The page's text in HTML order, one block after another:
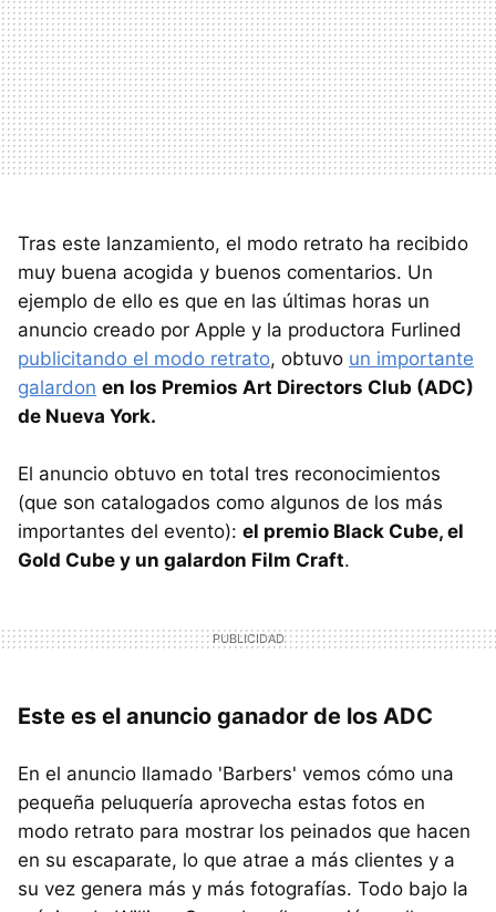
Tras este lanzamiento, el modo retrato ha recibido
muy buena acogida y buenos comentarios. Un
ejemplo de ello es que en las últimas horas un
anuncio creado por Apple y la productora Furlined
publicitando el modo retrato, obtuvo un importante
galardon en los Premios Art Directors Club (ADC)
de Nueva York.
El anuncio obtuvo en total tres reconocimientos
(que son catalogados como algunos de los más
importantes del evento): el premio Black Cube, el
Gold Cube y un galardon Film Craft.
Este es el anuncio ganador de los ADC
En el anuncio llamado 'Barbers' vemos cómo una
pequeña peluquería aprovecha estas fotos en
modo retrato para mostrar los peinados que hacen
en su escaparate, lo que atrae a más clientes y a
su vez genera más y más fotografías. Todo bajo la